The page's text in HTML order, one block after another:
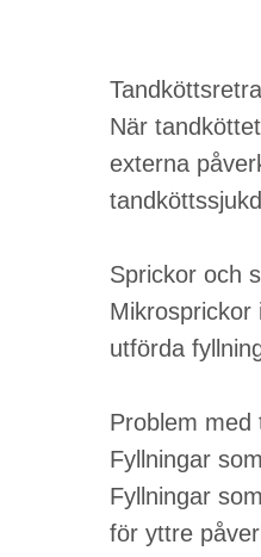
När
externa
Sprickor och
Mikrosprickor
utförda
Problem med
Fyllningar
Fyllningar
för yttre